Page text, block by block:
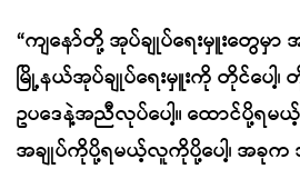
“ကျနော်တို့ အုပ်ချုပ်ရေးမှူးတွေမှ
မြို့နယ်အုပ်ချုပ်ရေးမှူးကို တိုင်ပေါ့၊ တို
ဥပဒေနဲ့အညီလုပ်ပေါ့။ ထောင်ပို့ရမ
အချုပ်ကိုပို့ရမယ့်လူကိုပို့ပေါ့၊ အခုက